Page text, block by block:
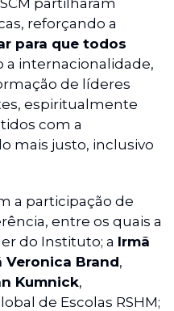
partilharam
reforçando a
para que todos
a internacionalidade,
de líderes
espiritualmente
com a
mais justo, inclusivo
a participação de
entre os quais a
do Instituto; a Irmã
Veronica Brand,
Kumnick,
de Escolas RSHM;